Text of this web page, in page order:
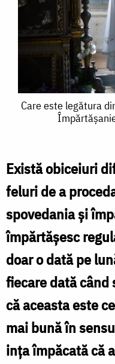
Care
dintre
Sfânta
Spovedanie
Sfânta
Împărtășanie?
/
Foto:
Oana
Nechifor
Care este legătura
Există obiceiuri
feluri de a
spovedania şi
împărtăşesc
doar o dată pe
fiecare dată când
că aceasta este
mai bună în
inţa împăcată că